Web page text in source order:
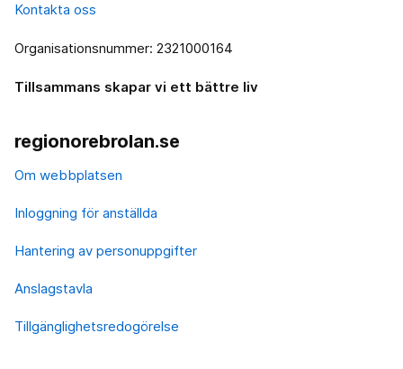
Kontakta oss
Organisationsnummer: 2321000164
Tillsammans skapar vi ett bättre liv
regionorebrolan.se
Om webbplatsen
Inloggning för anställda
Hantering av personuppgifter
Anslagstavla
Tillgänglighetsredogörelse